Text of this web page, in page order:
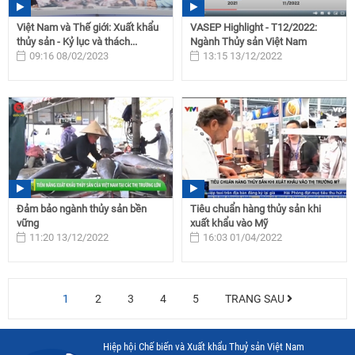
Việt Nam và Thế giới: Xuất khẩu
thủy sản - Kỷ lục và thách...
09:16 08/02/2023
VASEP Highlight - T12/2022:
Ngành Thủy sản Việt Nam
13:15 13/12/2022
Đảm bảo ngành thủy sản bền
vững
11:20 13/12/2022
Tiêu chuẩn hàng thủy sản khi
xuất khẩu vào Mỹ
16:03 01/04/2022
1 2 3 4 5 TRANG SAU
Hiệp hội Chế biến và Xuất khẩu Thuỷ sản Việt Nam